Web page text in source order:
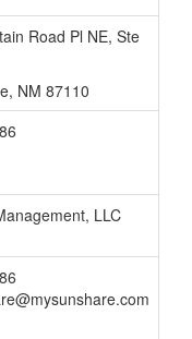
Road Pl NE, Ste
NM 87110
LLC